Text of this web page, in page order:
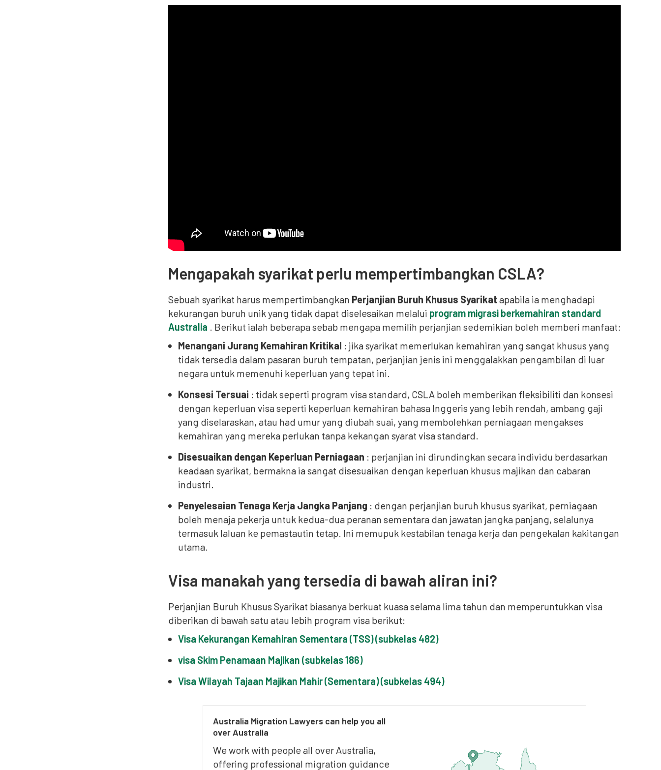
Mengapakah syarikat perlu mempertimbangkan CSLA?
Sebuah syarikat harus mempertimbangkan Perjanjian Buruh Khusus Syarikat apabila ia menghadapi
kekurangan buruh unik yang tidak dapat diselesaikan melalui program migrasi berkemahiran standard
Australia . Berikut ialah beberapa sebab mengapa memilih perjanjian sedemikian boleh memberi manfaat:
Menangani Jurang Kemahiran Kritikal : jika syarikat memerlukan kemahiran yang sangat khusus yang
tidak tersedia dalam pasaran buruh tempatan, perjanjian jenis ini menggalakkan pengambilan di luar
negara untuk memenuhi keperluan yang tepat ini.
Konsesi Tersuai : tidak seperti program visa standard, CSLA boleh memberikan fleksibiliti dan konsesi
dengan keperluan visa seperti keperluan kemahiran bahasa Inggeris yang lebih rendah, ambang gaji
yang diselaraskan, atau had umur yang diubah suai, yang membolehkan perniagaan mengakses
kemahiran yang mereka perlukan tanpa kekangan syarat visa standard.
Disesuaikan dengan Keperluan Perniagaan : perjanjian ini dirundingkan secara individu berdasarkan
keadaan syarikat, bermakna ia sangat disesuaikan dengan keperluan khusus majikan dan cabaran
industri.
Penyelesaian Tenaga Kerja Jangka Panjang : dengan perjanjian buruh khusus syarikat, perniagaan
boleh menaja pekerja untuk kedua-dua peranan sementara dan jawatan jangka panjang, selalunya
termasuk laluan ke pemastautin tetap. Ini memupuk kestabilan tenaga kerja dan pengekalan kakitangan
utama.
Visa manakah yang tersedia di bawah aliran ini?
Perjanjian Buruh Khusus Syarikat biasanya berkuat kuasa selama lima tahun dan memperuntukkan visa
diberikan di bawah satu atau lebih program visa berikut:
Visa Kekurangan Kemahiran Sementara (TSS) (subkelas 482)
visa Skim Penamaan Majikan (subkelas 186)
Visa Wilayah Tajaan Majikan Mahir (Sementara) (subkelas 494)
Australia Migration Lawyers can help you all
over Australia
We work with people all over Australia,
offering professional migration guidance